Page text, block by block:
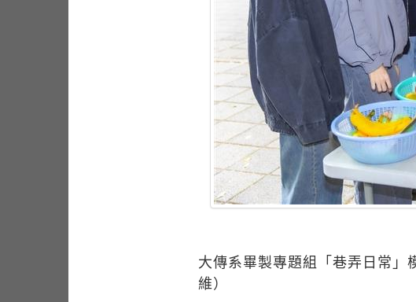
大傳系畢製專題組「巷弄日常」
維）